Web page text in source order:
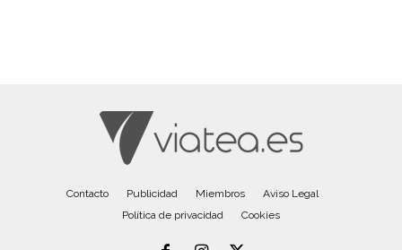
Contacto Publicidad Miembros
Aviso Legal
Política de privacidad
Cookies